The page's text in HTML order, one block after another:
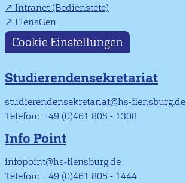
Intranet (Bedienstete)
FlensGen
Cookie Einstellungen
Studierendensekretariat
studierendensekretariat@hs-flensburg.de
Telefon: +49 (0)461 805 - 1308
Info Point
infopoint@hs-flensburg.de
Telefon: +49 (0)461 805 - 1444